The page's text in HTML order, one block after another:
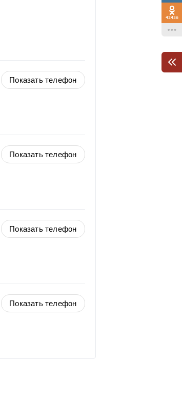
Показать телефон
Показать телефон
Показать телефон
Показать телефон
42436